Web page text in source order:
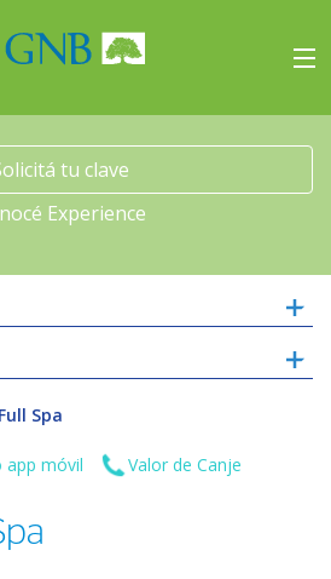
tu clave
Experience
Spa
app móvil
Valor de Canje